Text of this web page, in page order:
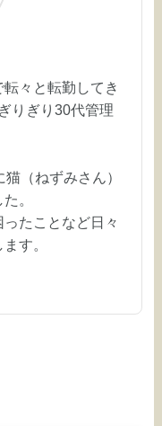
々と転勤してき
りぎり30代管理
（ねずみさん）
。
たことなど日々
す。